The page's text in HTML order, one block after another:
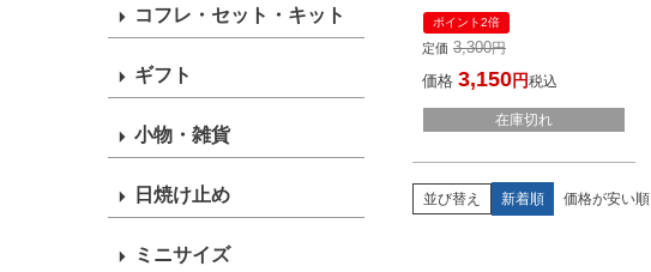
コフレ・セット・キット
ギフト
小物・雑貨
日焼け止め
ミニサイズ
250ml 限定
[ ボディローション・ミルク
] 2023秋
ポイント2倍
定価 3,300
価格 3,150 税込
在庫切れ
並び替え 新着順 価格が安い順